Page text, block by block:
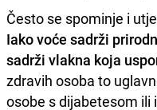
Često se spominje i
Iako voće sadrži
sadrži vlakna koja
zdravih osoba to
osobe s dijabetesom